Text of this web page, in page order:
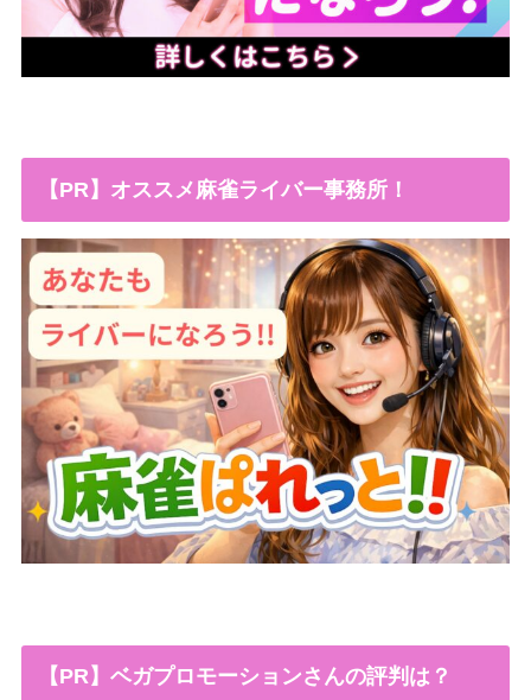
【PR】オススメ麻雀ライバー事務所！
【PR】ベガプロモーションさんの評判は？